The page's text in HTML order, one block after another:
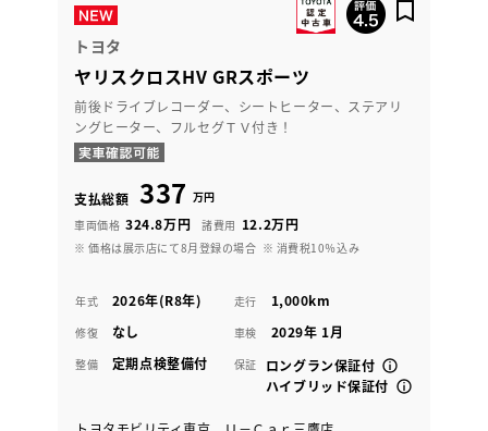
トヨタ
ヤリスクロスHV GRスポーツ
前後ドライブレコーダー、シートヒーター、ステアリ
ングヒーター、フルセグＴＶ付き！
支払総額 337 万円
車両価格 324.8万円 諸費用 12.2万円
※ 価格は展示店にて8月登録の場合 ※ 消費税10％込み
年式 2026年(R8年) 走行 1,000km
修復 なし 車検 2029年 1月
整備 定期点検整備付 保証
ロングラン保証付
ハイブリッド保証付